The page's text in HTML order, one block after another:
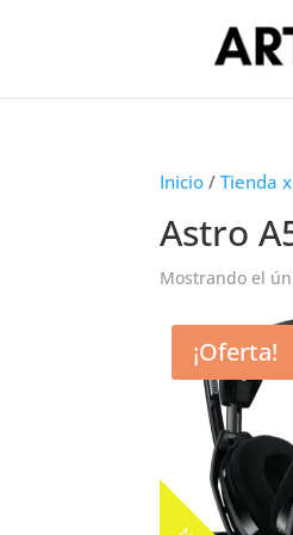
Inicio /Tienda
Astro
Mostrando el
¡Oferta!